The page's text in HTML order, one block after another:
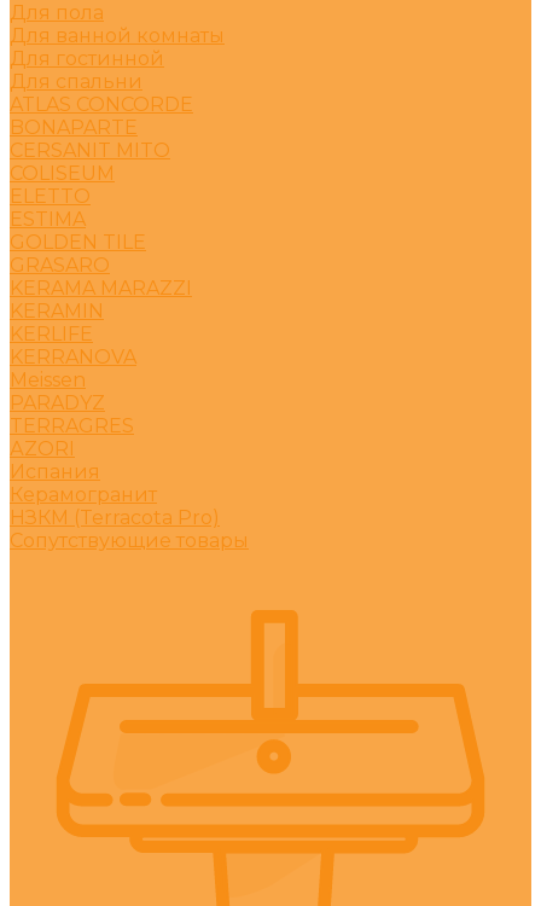
Для пола
Для ванной комнаты
Для гостинной
Для спальни
ATLAS CONCORDE
BONAPARTE
CERSANIT MITO
COLISEUM
ELETTO
ESTIMA
GOLDEN TILE
GRASARO
KERAMA MARAZZI
KERAMIN
KERLIFE
KERRANOVA
Meissen
PARADYZ
TERRAGRES
АZORI
Испания
Керамогранит
НЗКМ (Terracota Pro)
Сопутствующие товары